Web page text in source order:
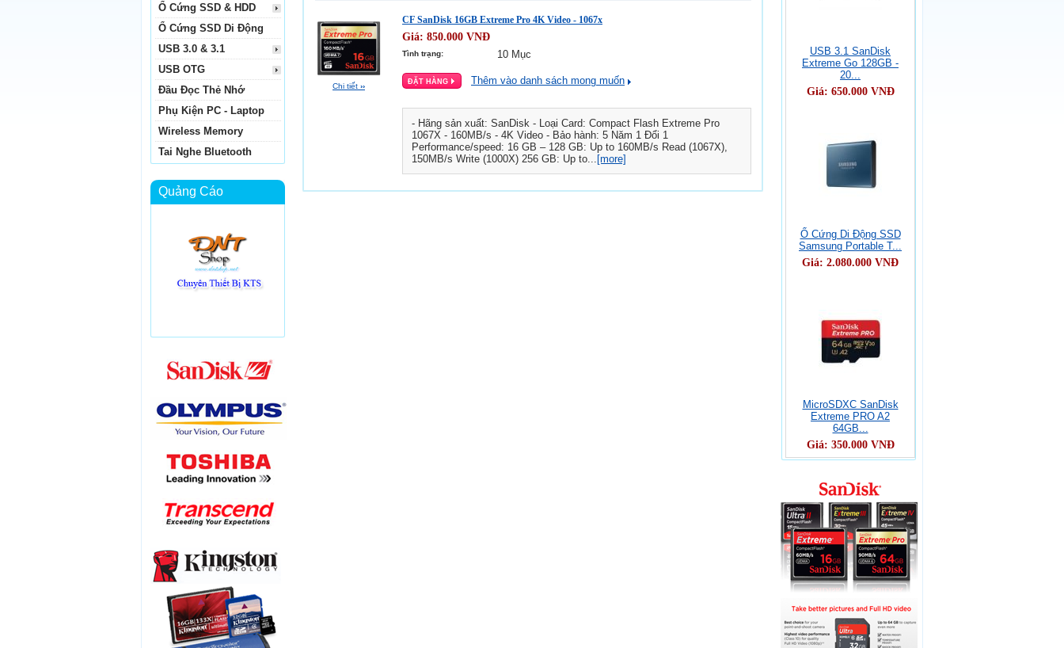
Chi tiết ››
CF SanDisk 16GB Extreme Pro 4K Video - 1067x
Giá: 850.000 VNĐ
Tình trạng: 10 Mục
Thêm vào danh sách mong muốn
- Hãng sản xuất: SanDisk - Loại Card: Compact Flash Extreme Pro
1067X - 160MB/s - 4K Video - Bảo hành: 5 Năm 1 Đổi 1
Performance/speed: 16 GB – 128 GB: Up to 160MB/s Read (1067X),
150MB/s Write (1000X) 256 GB: Up to... [more]
Ổ Cứng SSD & HDD
Ổ Cứng SSD Di Động
USB 3.0 & 3.1
USB OTG
Đầu Đọc Thẻ Nhớ
Phụ Kiện PC - Laptop
Wireless Memory
Tai Nghe Bluetooth
Quảng Cáo
USB 3.1 SanDisk
Extreme Go 128GB -
20...
Giá: 650.000 VNĐ
Ổ Cứng Di Động SSD
Samsung Portable T...
Giá: 2.080.000 VNĐ
MicroSDXC SanDisk
Extreme PRO A2
64GB...
Giá: 350.000 VNĐ